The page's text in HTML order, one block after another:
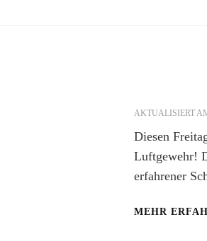
AKTUALISIERT
Diesen
Luftgewehr!
erfahrener
MEHR